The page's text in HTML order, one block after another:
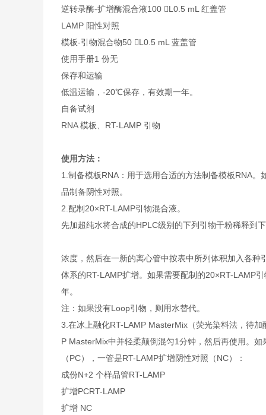
逆转录酶-扩增酶混合液100 L 0.5 mL 红盖管
LAMP 阳性对照
模板-引物混合物50 L 0.5 mL 蓝盖管
使用手册1 份无
保存和运输
低温运输，-20℃保存，有效期一年。
自备试剂
RNA 模板、RT-LAMP 引物
使用方法：
1.制备模板RNA：用于选用合适的方法制备模板RNA
品制备阴性对照。
2.配制20×RT-LAMP引物混合液。
先加超纯水将合成的HPLC级别的下列引物干粉稀释到
浓度，然后在一新的离心管中按表中所列体积加入各
体系的RT-LAMP扩增。如果需要配制的20×RT-LAMP
年。
注：如果没有Loop引物，则用水替代。
3.在冰上融化RT-LAMP MasterMix（荧光染料法，待
P MasterMix中并轻柔颠倒混匀1分钟，然后再使用。
（PC），一管是RT-LAMP扩增阴性对照（NC）：
成份N+2 个样品管RT-LAMP
扩增PCRT-LAMP
扩增 NC